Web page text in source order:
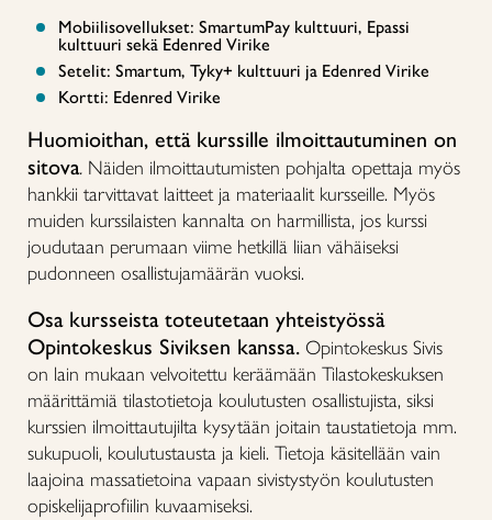
Mobiilisovellukset: SmartumPay kulttuuri, Epassi
kulttuuri sekä Edenred Virike
Setelit: Smartum, Tyky+ kulttuuri ja Edenred Virike
Kortti: Edenred Virike
Huomioithan, että kurssille ilmoittautuminen on
sitova. Näiden ilmoittautumisten pohjalta opettaja myös
hankkii tarvittavat laitteet ja materiaalit kursseille. Myös
muiden kurssilaisten kannalta on harmillista, jos kurssi
joudutaan perumaan viime hetkillä liian vähäiseksi
pudonneen osallistujamäärän vuoksi.
Osa kursseista toteutetaan yhteistyössä
Opintokeskus Siviksen kanssa. Opintokeskus Sivis
on lain mukaan velvoitettu keräämään Tilastokeskuksen
määrittämiä tilastotietoja koulutusten osallistujista, siksi
kurssien ilmoittautujilta kysytään joitain taustatietoja mm.
sukupuoli, koulutustausta ja kieli. Tietoja käsitellään vain
laajoina massatietoina vapaan sivistystyön koulutusten
opiskelijaprofiilin kuvaamiseksi.